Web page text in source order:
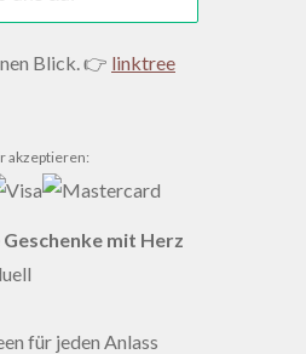
Blick. 👉 linktree
akzeptieren:
mit Herz
für jeden Anlass